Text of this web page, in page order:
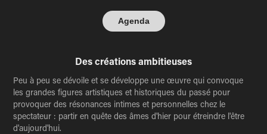
Agenda
Des créations ambitieuses
Peu à peu se dévoile et se développe une œuvre qui convoque
les grandes figures artistiques et historiques du passé pour
provoquer des résonances intimes et personnelles chez le
spectateur : partir en quête des âmes d'hier pour étreindre l'être
d'aujourd'hui.